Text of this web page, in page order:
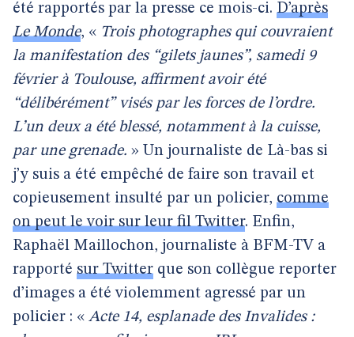
été rapportés par la presse ce mois-ci. D’après
Le Monde, « Trois photographes qui couvraient
la manifestation des “gilets jaunes”, samedi 9
février à Toulouse, affirment avoir été
“délibérément” visés par les forces de l’ordre.
L’un deux a été blessé, notamment à la cuisse,
par une grenade. » Un journaliste de Là-bas si
j’y suis a été empêché de faire son travail et
copieusement insulté par un policier, comme
on peut le voir sur leur fil Twitter. Enfin,
Raphaël Maillochon, journaliste à BFM-TV a
rapporté sur Twitter que son collègue reporter
d’images a été violemment agressé par un
policier : « Acte 14, esplanade des Invalides :